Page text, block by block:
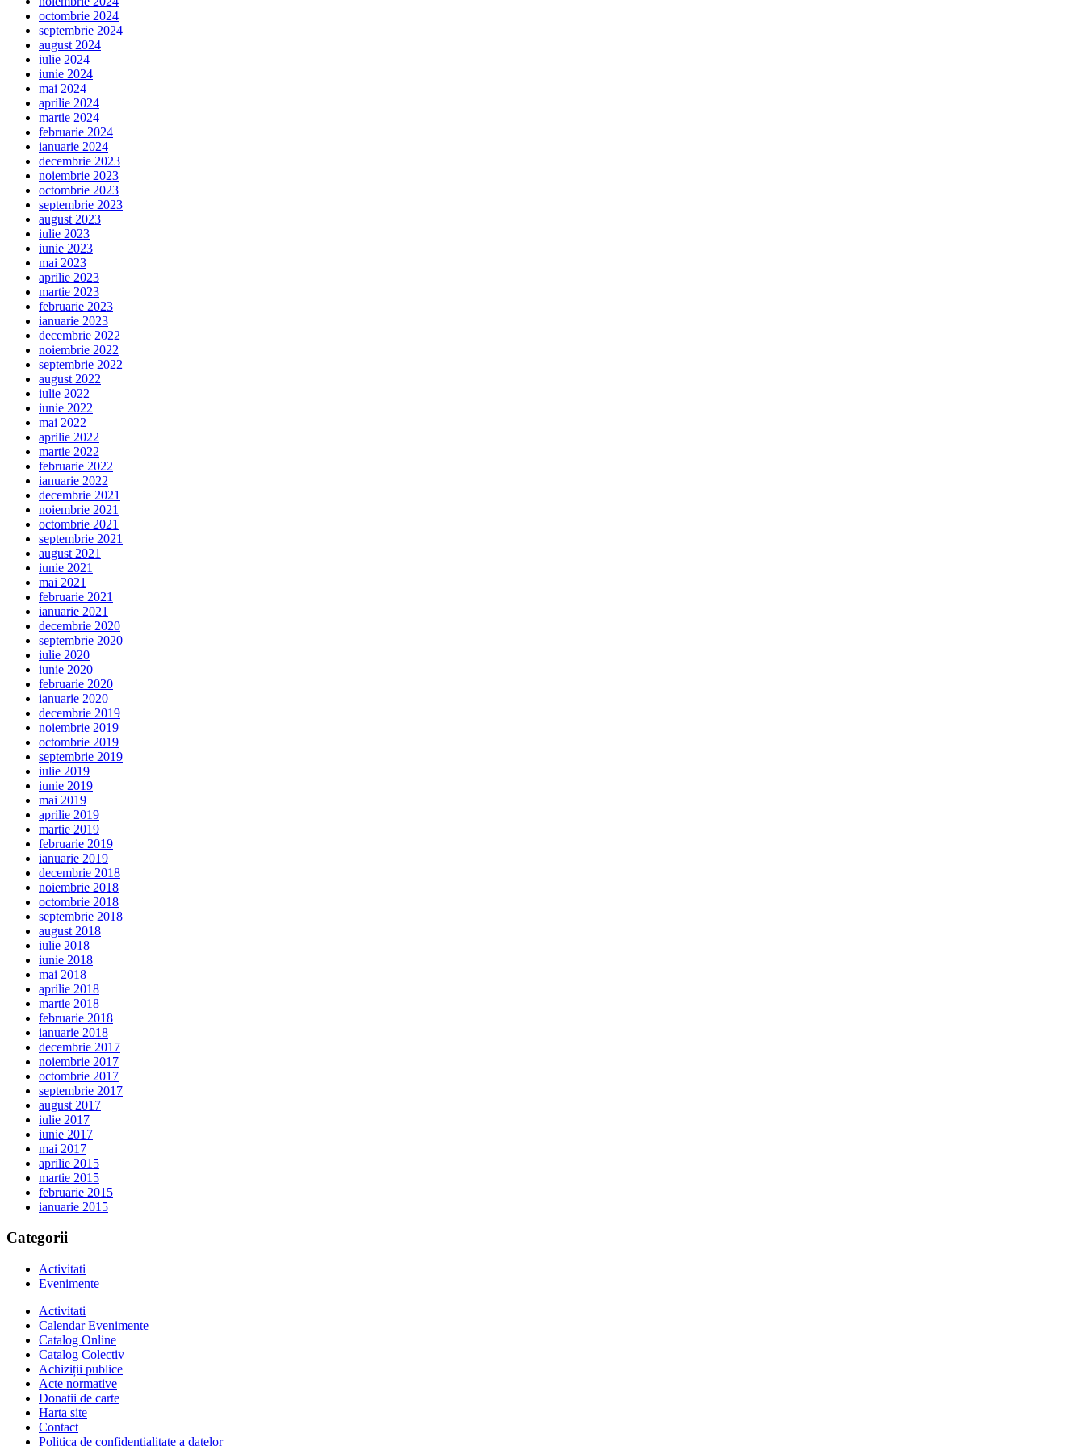
octombrie 2024
septembrie 2024
august 2024
iulie 2024
iunie 2024
mai 2024
aprilie 2024
martie 2024
februarie 2024
ianuarie 2024
decembrie 2023
noiembrie 2023
octombrie 2023
septembrie 2023
august 2023
iulie 2023
iunie 2023
mai 2023
aprilie 2023
martie 2023
februarie 2023
ianuarie 2023
decembrie 2022
noiembrie 2022
septembrie 2022
august 2022
iulie 2022
iunie 2022
mai 2022
aprilie 2022
martie 2022
februarie 2022
ianuarie 2022
decembrie 2021
noiembrie 2021
octombrie 2021
septembrie 2021
august 2021
iunie 2021
mai 2021
februarie 2021
ianuarie 2021
decembrie 2020
septembrie 2020
iulie 2020
iunie 2020
februarie 2020
ianuarie 2020
decembrie 2019
noiembrie 2019
octombrie 2019
septembrie 2019
iulie 2019
iunie 2019
mai 2019
aprilie 2019
martie 2019
februarie 2019
ianuarie 2019
decembrie 2018
noiembrie 2018
octombrie 2018
septembrie 2018
august 2018
iulie 2018
iunie 2018
mai 2018
aprilie 2018
martie 2018
februarie 2018
ianuarie 2018
decembrie 2017
noiembrie 2017
octombrie 2017
septembrie 2017
august 2017
iulie 2017
iunie 2017
mai 2017
aprilie 2015
martie 2015
februarie 2015
ianuarie 2015
Categorii
Activitati
Evenimente
Activitati
Calendar Evenimente
Catalog Online
Catalog Colectiv
Achiziții publice
Acte normative
Donatii de carte
Harta site
Contact
Politica de confidentialitate a datelor